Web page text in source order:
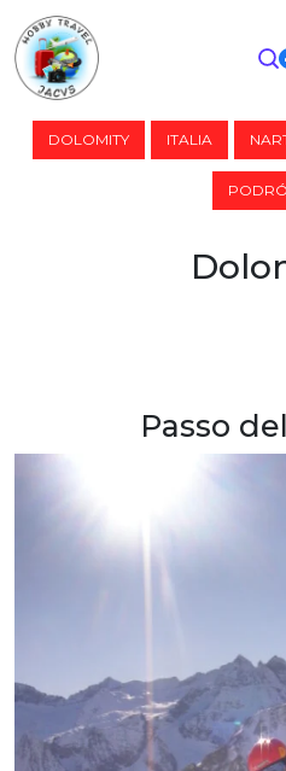
Przejdź do treści
Main Navigation
DOLOMITY ITALIA
Passo